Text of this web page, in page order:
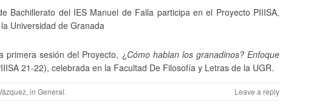
Bachillerato del IES Manuel de Falla participa en el Proyecto PIIISA,
Universidad de Granada
primera sesión del Proyecto, ¿Cómo hablan los granadinos? Enfoque
21-22), celebrada en la Facultad De Filosofía y Letras de la UGR.
, in General. Leave a reply